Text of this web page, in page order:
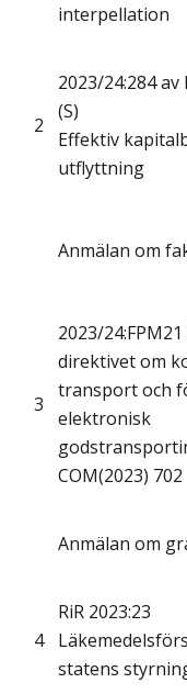
interpellation
2
2023/24:284
(S)
Effektiv
utflyttning
Anmälan om
3
2023/
direktivet om
transport och
elektronisk
COM(2023) 702
Anmälan om
4
RiR 2023:23
statens